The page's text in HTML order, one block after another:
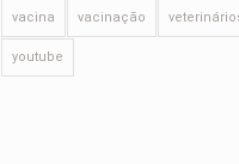
vacina vacinação
youtube